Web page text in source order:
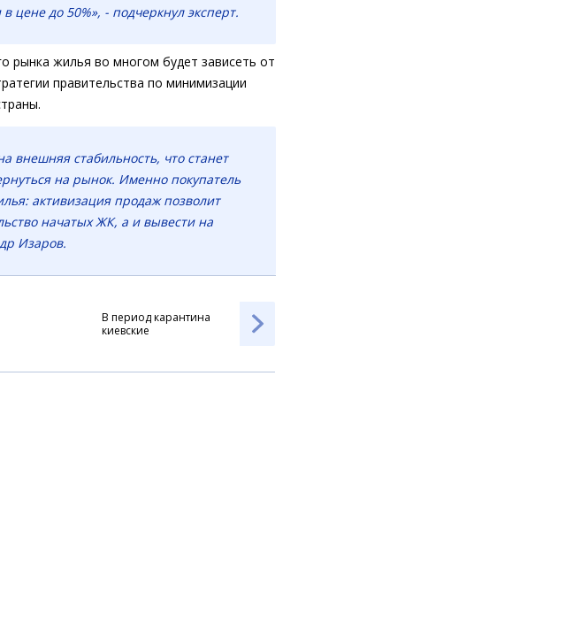
цене до 50%», - подчеркнул эксперт.
рынка жилья во многом будет зависеть от
правительства по минимизации
внешняя стабильность, что станет
на рынок. Именно покупатель
активизация продаж позволит
начатых ЖК, а и вывести на
Изаров.
В период карантина
киевские
продаж квартир